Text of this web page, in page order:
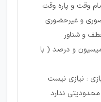
وقت و پاره وقت
و غیرحضوری
و شناور
و درصد ( با
: نیازی نیست
ندارد